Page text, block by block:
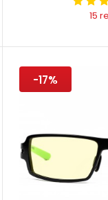
489,00 LEI
15
-17%